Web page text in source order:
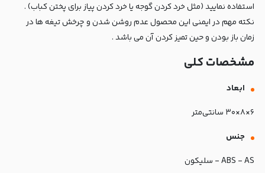
استفاده نمایید (مثل خرد کردن گوجه یا خرد کردن پیاز برای پختن کباب) .
نکته مهم در ایمنی این محصول عدم روشن شدن و چرخش تیغه ها در
زمان باز بودن و حین تمیز کردن آن می باشد .
مشخصات کلی
ابعاد
۶×۸×۳۰ سانتی‌متر
جنس
ABS - AS - سلیکون